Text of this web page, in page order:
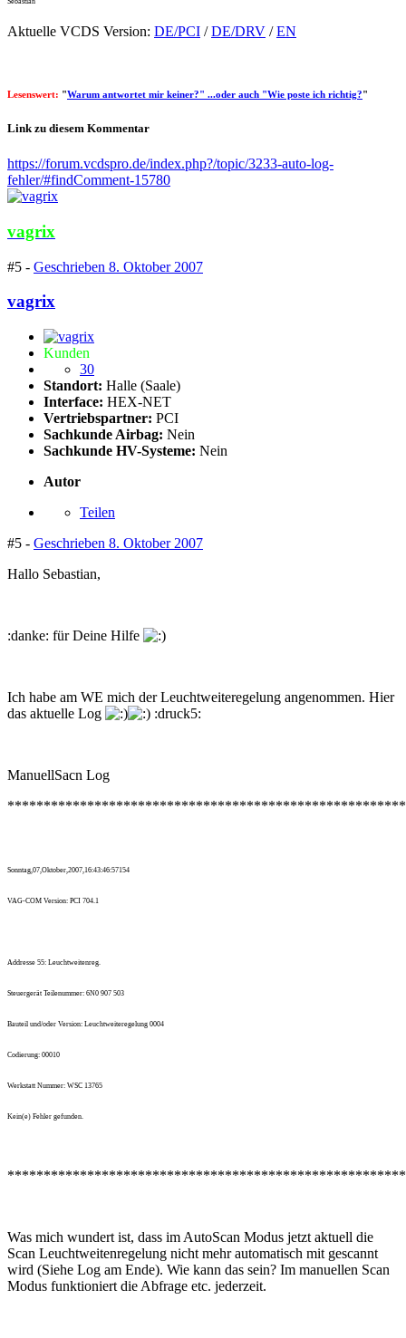
Aktuelle VCDS Version: DE/PCI /DE/DRV /EN
Lesenswert: "Warum antwortet mir keiner?" ...oder auch "Wie poste ich richtig?"
Link zu diesem Kommentar
https://forum.vcdspro.de/index.php?/topic/3233-auto-log-
fehler/#findComment-15780
vagrix
#5 - Geschrieben 8. Oktober 2007
vagrix
Kunden
30
Standort: Halle (Saale)
Interface: HEX-NET
Vertriebspartner: PCI
Sachkunde Airbag: Nein
Sachkunde HV-Systeme: Nein
Autor
Teilen
#5 - Geschrieben 8. Oktober 2007
Hallo Sebastian,
:danke: für Deine Hilfe
Ich habe am WE mich der Leuchtweiteregelung angenommen. Hier
das aktuelle Log
:druck5:
ManuellSacn Log
Sonntag,07,Oktober,2007,16:43:46:57154
VAG-COM Version: PCI 704.1
Addresse 55: Leuchtweitenreg.
Steuergerät Teilenummer: 6N0 907 503
Bauteil und/oder Version: Leuchtweiteregelung 0004
Codierung: 00010
Werkstatt Nummer: WSC 13765
Kein(e) Fehler gefunden.
Was mich wundert ist, dass im AutoScan Modus jetzt aktuell die
Scan Leuchtweitenregelung nicht mehr automatisch mit gescannt
wird (Siehe Log am Ende). Wie kann das sein? Im manuellen Scan
Modus funktioniert die Abfrage etc. jederzeit.